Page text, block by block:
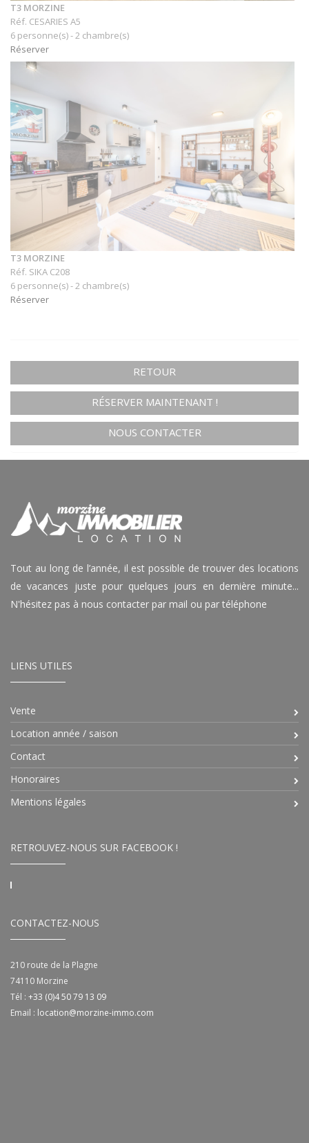
T3 MORZINE
Réf. CESARIES A5
6 personne(s) - 2 chambre(s)
Réserver
T3 MORZINE
Réf. SIKA C208
6 personne(s) - 2 chambre(s)
Réserver
RETOUR
RÉSERVER MAINTENANT !
NOUS CONTACTER
Tout au long de l’année, il est possible de trouver des locations
de vacances juste pour quelques jours en dernière minute...
N'hésitez pas à nous contacter par mail ou par téléphone
LIENS UTILES
Vente
Location année / saison
Contact
Honoraires
Mentions légales
RETROUVEZ-NOUS SUR FACEBOOK !
CONTACTEZ-NOUS
210 route de la Plagne
74110 Morzine
Tél : +33 (0)4 50 79 13 09
Email : location@morzine-immo.com